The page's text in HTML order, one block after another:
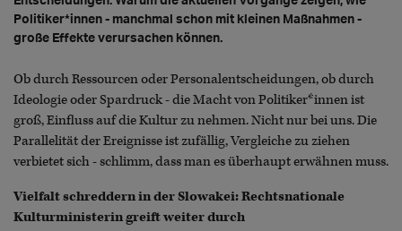
Politiker*innen - manchmal schon mit kleinen Maßnahmen -
große Effekte verursachen können.
Ob durch Ressourcen oder Personalentscheidungen, ob durch
Ideologie oder Spardruck - die Macht von Politiker*innen ist
groß, Einfluss auf die Kultur zu nehmen. Nicht nur bei uns. Die
Parallelität der Ereignisse ist zufällig, Vergleiche zu ziehen
verbietet sich - schlimm, dass man es überhaupt erwähnen muss.
Vielfalt schreddern in der Slowakei: Rechtsnationale
Kulturministerin greift weiter durch